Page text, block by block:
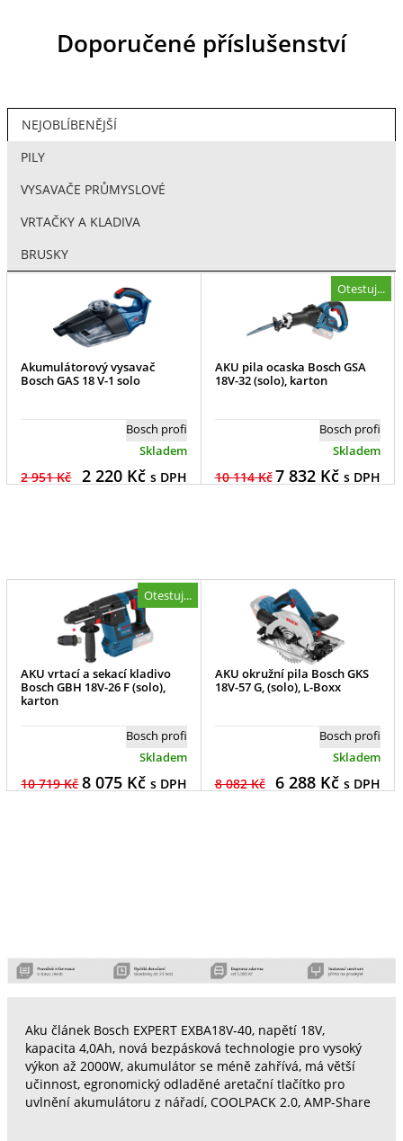
Doporučené příslušenství
NEJOBLÍBENĚJŠÍ
PILY
VYSAVAČE PRŮMYSLOVÉ
VRTAČKY A KLADIVA
BRUSKY
Akumulátorový vysavač
Bosch GAS 18 V-1 solo
Bosch profi
Skladem
2 951 Kč 2 220Kč s DPH
Otestuj...
AKU pila ocaska Bosch GSA
18V-32 (solo), karton
Bosch profi
Skladem
10 114 Kč7 832Kč s DPH
Otestuj...
AKU vrtací a sekací kladivo
Bosch GBH 18V-26 F (solo),
karton
Bosch profi
Skladem
10 719 Kč8 075Kč s DPH
AKU okružní pila Bosch GKS
18V-57 G, (solo), L-Boxx
Bosch profi
Skladem
8 082 Kč 6 288Kč s DPH
Aku článek Bosch EXPERT EXBA18V-40, napětí 18V,
kapacita 4,0Ah, nová bezpásková technologie pro vysoký
výkon až 2000W, akumulátor se méně zahřívá, má větší
učinnost, egronomický odladěné aretační tlačítko pro
uvlnění akumulátoru z nářadí, COOLPACK 2.0, AMP-Share